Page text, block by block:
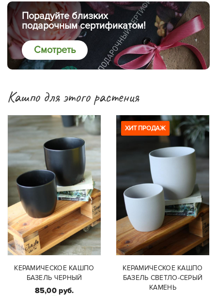
Порадуйте близких
подарочным сертификатом!
Смотреть
Кашпо для этого растения
КАШПО ДЛЯ РАСТЕНИЙ
SCHEURICH 870
16,00 руб.
КАШПО ДЛЯ РАСТЕНИЙ
ПЕРЕЦ 866
60,00 руб.